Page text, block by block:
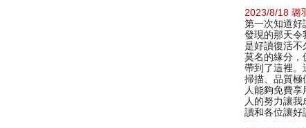
2023/8/18 璐
第一次知道好
發現的那天
是好讀復活不
莫名的緣分，
帶到了這裡。
掃描、品質極
人能夠免費
人的努力讓
讀和各位讓好